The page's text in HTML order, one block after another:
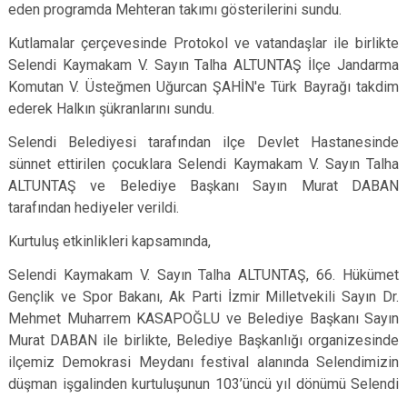
eden programda Mehteran takımı gösterilerini sundu.
Kutlamalar çerçevesinde Protokol ve vatandaşlar ile birlikte
Selendi Kaymakam V. Sayın Talha ALTUNTAŞ İlçe Jandarma
Komutan V. Üsteğmen Uğurcan ŞAHİN'e Türk Bayrağı takdim
ederek Halkın şükranlarını sundu.
Selendi Belediyesi tarafından ilçe Devlet Hastanesinde
sünnet ettirilen çocuklara Selendi Kaymakam V. Sayın Talha
ALTUNTAŞ ve Belediye Başkanı Sayın Murat DABAN
tarafından hediyeler verildi.
Kurtuluş etkinlikleri kapsamında,
Selendi Kaymakam V. Sayın Talha ALTUNTAŞ, 66. Hükümet
Gençlik ve Spor Bakanı, Ak Parti İzmir Milletvekili Sayın Dr.
Mehmet Muharrem KASAPOĞLU ve Belediye Başkanı Sayın
Murat DABAN ile birlikte, Belediye Başkanlığı organizesinde
ilçemiz Demokrasi Meydanı festival alanında Selendimizin
düşman işgalinden kurtuluşunun 103’üncü yıl dönümü Selendi